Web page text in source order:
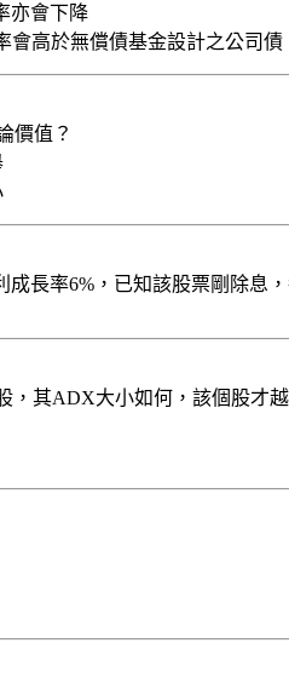
亦會下降
會高於無償債基金設計之公司債
價值？
成長率6%，已知該股票剛除
，其ADX大小如何，該個股才